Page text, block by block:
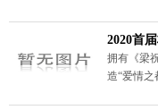
2020首
拥有《梁
造“爱情